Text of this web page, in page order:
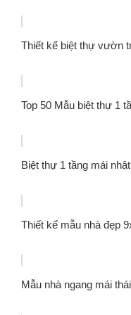
Thiết kế biệt thự vườn
Top 50 Mẫu biệt thự 1
Biệt thự 1 tầng mái
Thiết kế mẫu nhà đẹp
Mẫu nhà ngang mái